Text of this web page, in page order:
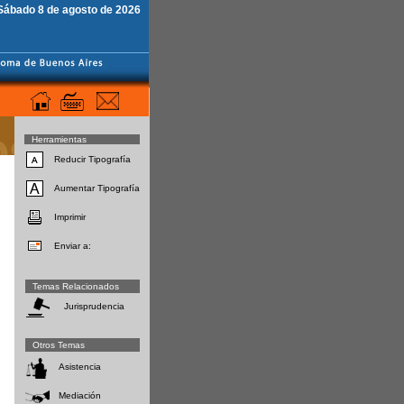
8 de agosto de 2026
Herramientas
Reducir Tipografía
Aumentar Tipografía
Imprimir
Enviar a:
Temas Relacionados
Jurisprudencia
Otros Temas
Asistencia
Mediación